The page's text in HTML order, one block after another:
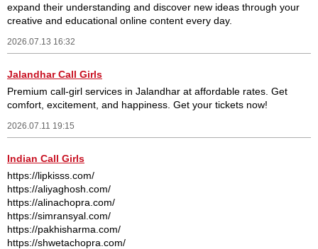
expand their understanding and discover new ideas through your
creative and educational online content every day.
2026.07.13 16:32
Jalandhar Call Girls
Premium call-girl services in Jalandhar at affordable rates. Get
comfort, excitement, and happiness. Get your tickets now!
2026.07.11 19:15
Indian Call Girls
https://lipkisss.com/
https://aliyaghosh.com/
https://alinachopra.com/
https://simransyal.com/
https://pakhisharma.com/
https://shwetachopra.com/